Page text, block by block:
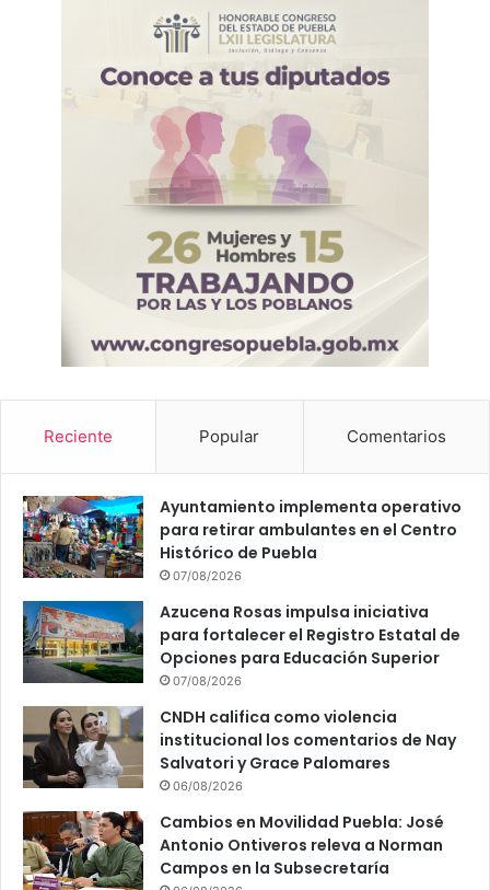
Reciente Popular Comentarios
Ayuntamiento implementa operativo
para retirar ambulantes en el Centro
Histórico de Puebla
07/08/2026
Azucena Rosas impulsa iniciativa
para fortalecer el Registro Estatal de
Opciones para Educación Superior
07/08/2026
CNDH califica como violencia
institucional los comentarios de Nay
Salvatori y Grace Palomares
06/08/2026
Cambios en Movilidad Puebla: José
Antonio Ontiveros releva a Norman
Campos en la Subsecretaría